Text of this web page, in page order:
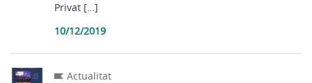
Privat […]
10/12/2019
Actualitat